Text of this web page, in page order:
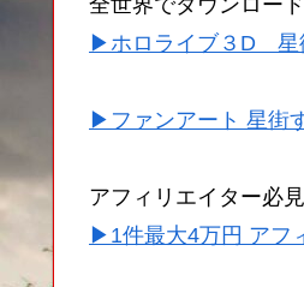
▶ホロライブ３D 星
▶ファンアート 星街
アフィリエイター必見
▶1件最大4万円 アフ